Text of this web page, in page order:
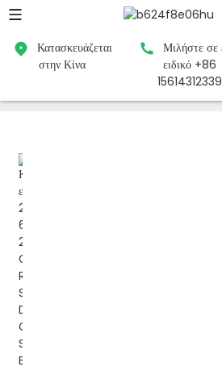
Κατασκευάζεται
στην Κίνα
Μιλήστε σε
ειδικό +86
15614312339
Προϊόντα Μπαταρία